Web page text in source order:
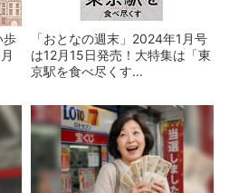
歩
「おとなの週末」2024年1月号
は12月15日発売！大特集は「東
京駅を食べ尽くす...